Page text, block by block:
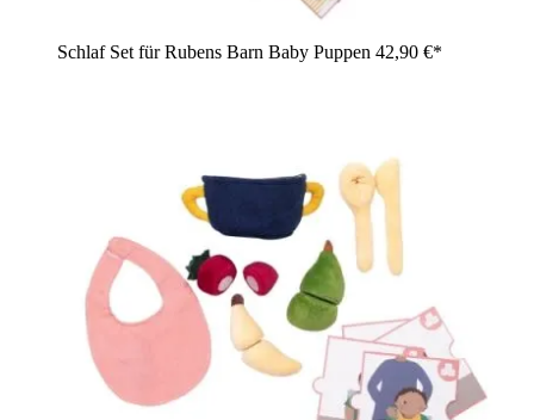
Schlaf Set für Rubens Barn Baby Puppen 42,90 €*